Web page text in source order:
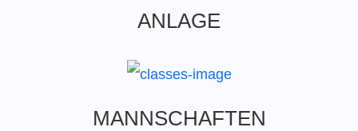
ANLAGE
MANNSCHAFTEN